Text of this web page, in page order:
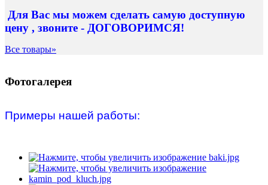
Для Вас мы можем сделать самую доступную
цену , звоните - ДОГОВОРИМСЯ!
Все товары»
Фотогалерея
Примеры нашей работы: